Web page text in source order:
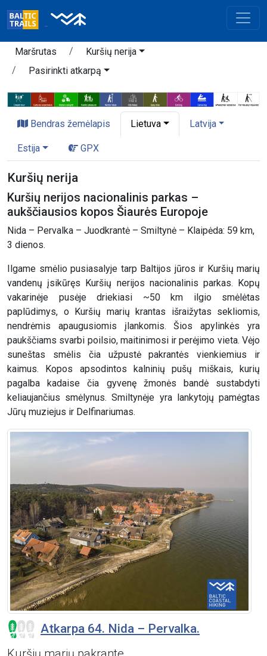
Maršrutas
Kuršių nerija
Pasirinkti atkarpą
Bendras žemėlapis Lietuva Latvija
Estija GPX
Kuršių nerija
Kuršių nerijos nacionalinis parkas –
aukščiausios kopos Šiaurės Europoje
Nida – Pervalka – Juodkrantė – Smiltynė – Klaipėda: 59 km,
3 dienos.
Ilgame smėlio pusiasalyje tarp Baltijos jūros ir Kuršių marių
vandenų įsikūręs Kuršių nerijos nacionalinis parkas. Kopų
vakarinėje pusėje driekiasi ~50 km ilgio smėlėtas
paplūdimys, o Kuršių marių krantas išraižytas sekliomis,
nendrėmis apaugusiomis įlankomis. Šios apylinkės yra
paukščiams svarbi poilsio, maitinimosi ir perėjimo vieta. Vėjo
suneštas smėlis čia užpustė pakrantės vienkiemius ir
kaimus. Kopos apsodintos kalninių pušų miškais, kurių
pagalba kadaise čia gyvenę žmonės bandė sustabdyti
keliaujančius smėlynus. Smiltynėje yra lankytojų pamėgtas
Jūrų muziejus ir Delfinariumas.
Atkarpa 64. Nida – Pervalka.